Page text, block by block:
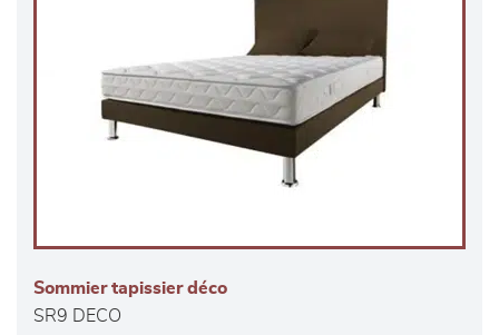
Sommier tapissier déco
SR9 DECO